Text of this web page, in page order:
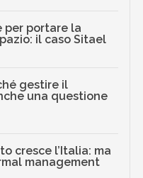
per portare la
il caso Sitael
gestire il
una questione
cresce l’Italia: ma
management